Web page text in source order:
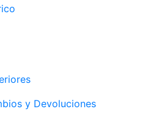
y Devoluciones